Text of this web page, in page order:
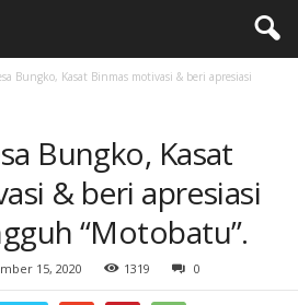
Bungko, Kasat Binmas motivasi & beri apresiasi
Bungko, Kasat
& beri apresiasi
“Motobatu”.
15, 2020 1319 0